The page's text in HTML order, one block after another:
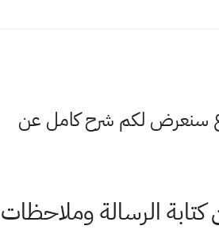
سنعرض لكم شرح كامل عن
الرسالة وملاحظات